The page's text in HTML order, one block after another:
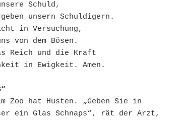
Schuld,
unsern Schuldigern.
in Versuchung,
von dem Bösen.
Reich und die Kraft
in Ewigkeit. Amen.
Zoo hat Husten. „Geben Sie in
ein Glas Schnaps“, rät der Arzt,